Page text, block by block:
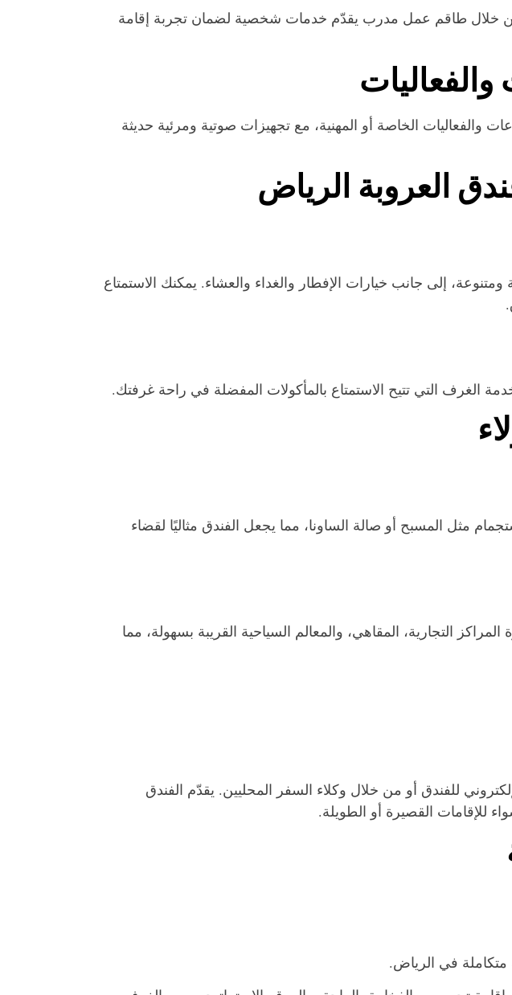
من خلال طاقم عمل مدرب يقدّم خدمات شخصية لضمان تجربة إقامة
والفعاليات الخاصة أو المهنية، مع تجهيزات صوتية ومرئية حديثة
العروبة الرياض
إلى جانب خيارات الإفطار والغداء والعشاء. يمكنك الاستمتاع
الغرف التي تتيح الاستمتاع بالمأكولات المفضلة في راحة غرفتك.
مثل المسبح أو صالة الساونا، مما يجعل الفندق مثاليًا لقضاء
التجارية، المقاهي، والمعالم السياحية القريبة بسهولة، مما
للفندق أو من خلال وكلاء السفر المحليين. يقدّم الفندق
للإقامات القصيرة أو الطويلة.
متكاملة في الرياض.